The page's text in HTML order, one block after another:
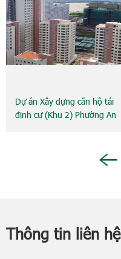
Previous
Dự án Xây dựng căn hộ tái
định cư (Khu 2) Phường An
Thông tin liên hệ